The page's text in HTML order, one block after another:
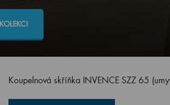
Koupelnová skříňka INVENCE SZZ 65